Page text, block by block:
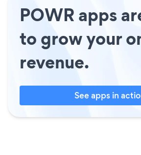
POWR apps
to grow your
revenue.
See apps in